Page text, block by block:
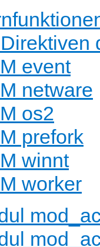
event
netware
os2
prefork
winnt
worker